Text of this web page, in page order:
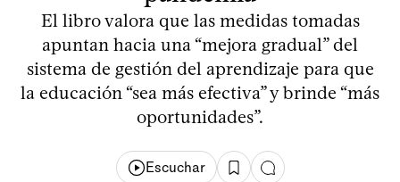
El libro valora que las medidas tomadas
apuntan hacia una “mejora gradual” del
sistema de gestión del aprendizaje para que
la educación “sea más efectiva” y brinde “más
oportunidades”.
Escuchar